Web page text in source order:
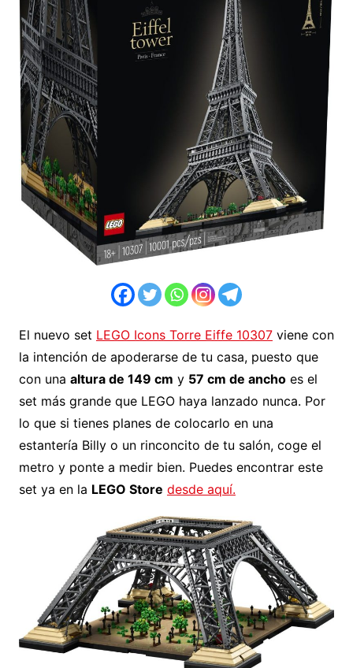
El nuevo set LEGO Icons Torre Eiffe 10307viene con
la intención de apoderarse de tu casa, puesto que
con una altura de 149 cm y 57 cm de anchoes el
set más grande que LEGO haya lanzado nunca. Por
lo que si tienes planes de colocarlo en una
estantería Billy o un rinconcito de tu salón, coge el
metro y ponte a medir bien. Puedes encontrar este
set ya en la LEGO Store desde aquí.